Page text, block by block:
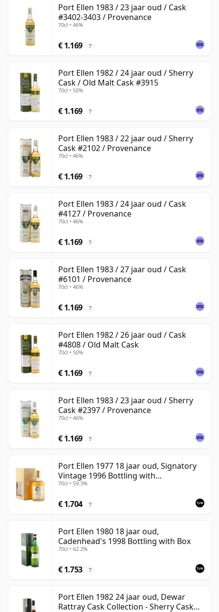
Port Ellen 1983 / 23 jaar oud / Cask
#3402-3403 / Provenance
70cl • 46%
€ 1.169 ?
Port Ellen 1982 / 24 jaar oud / Sherry
Cask / Old Malt Cask #3915
70cl • 50%
€ 1.169 ?
Port Ellen 1983 / 22 jaar oud / Sherry
Cask #2102 / Provenance
70cl • 46%
€ 1.169 ?
Port Ellen 1983 / 24 jaar oud / Cask
#4127 / Provenance
70cl • 46%
€ 1.169 ?
Port Ellen 1983 / 27 jaar oud / Cask
#6101 / Provenance
70cl • 46%
€ 1.169 ?
Port Ellen 1982 / 26 jaar oud / Cask
#4808 / Old Malt Cask
70cl • 50%
€ 1.169 ?
Port Ellen 1983 / 23 jaar oud / Sherry
Cask #2397 / Provenance
70cl • 46%
€ 1.169 ?
Port Ellen 1977 18 jaar oud, Signatory
Vintage 1996 Bottling with
Presentation Box - Cask 5566
70cl • 59.3%
€ 1.704 ?
Port Ellen 1980 18 jaar oud,
Cadenhead's 1998 Bottling with Box
70cl • 62.2%
€ 1.753 ?
Port Ellen 1982 24 jaar oud, Dewar
Rattray Cask Collection - Sherry Cask